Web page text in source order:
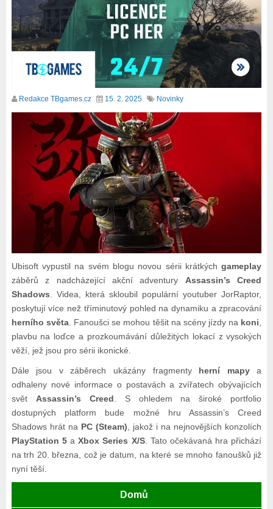
Redakce TBgames.cz 15. 2. 2025 Novinky
Ubisoft vypustil na svém blogu novou sérii krátkýchgameplay
záběrů z nadcházející akční adventury Assassin’s Creed
Shadows . Videa, která skloubil populární youtuber JorRaptor,
poskytují více než tříminutový pohled na dynamiku a zpracování
herního světa. Fanoušci se mohou těšit na scény jízdy na koni
plavbu na loďce a prozkoumávání důležitých lokací z vysokých
věží, jež jsou pro sérii ikonické.
Dále jsou v záběrech ukázány fragmenty herní mapya
odhaleny nové informace o postavách a zvířatech obývajících
svět Assassin’s Creed . S ohledem na široké portfolio
dostupných platform bude možné hru Assassin’s Creed
Shadows hrát na PC (Steam) , jakož i na nejnovějších konzolích
PlayStation 5aXbox Series X/S. Tato očekávaná hra přichází
na trh 20. března, což je datum, na které se mnoho fanoušků již
nyní těší.
Domů